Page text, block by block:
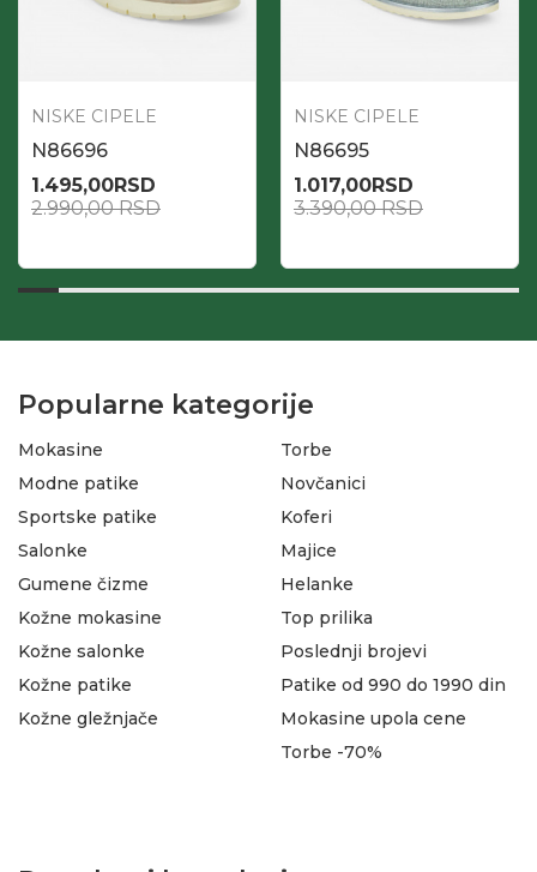
NISKE CIPELE
N86696
1.495,00RSD
2.990,00RSD
NISKE CIPELE
N86695
1.017,00RSD
3.390,00RSD
Popularne kategorije
Mokasine
Modne patike
Sportske patike
Salonke
Gumene čizme
Torbe
Novčanici
Koferi
Majice
Helanke
Kožne mokasine
Kožne salonke
Kožne patike
Kožne gležnjače
Top prilika
Poslednji brojevi
Patike od 990 do 1990 din
Mokasine upola cene
Torbe -70%